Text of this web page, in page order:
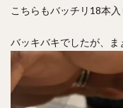
こちらもバッチリ18本入
バッキバキでしたが、